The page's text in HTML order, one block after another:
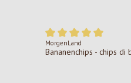
Durchschnittliche
MorgenLand
Bananenchips - chips di